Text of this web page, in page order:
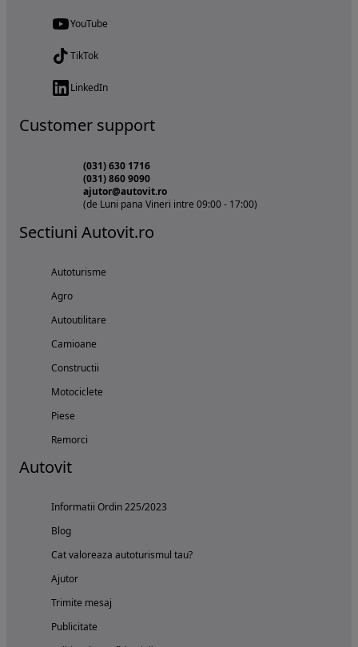
YouTube
TikTok
LinkedIn
Customer support
(031) 630 1716
(031) 860 9090
ajutor@autovit.ro
(de Luni pana Vineri intre 09:00 - 17:00)
Sectiuni Autovit.ro
Autoturisme
Agro
Autoutilitare
Camioane
Constructii
Motociclete
Piese
Remorci
Autovit
Informatii Ordin 225/2023
Blog
Cat valoreaza autoturismul tau?
Ajutor
Trimite mesaj
Publicitate